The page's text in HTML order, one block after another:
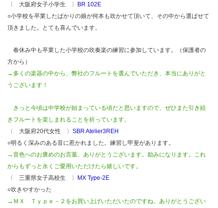
〈 大阪府女子小学生 〉 BR 102E
○小学校を卒業したばかりの娘が何本も吹かせて頂いて、その中から選ばせて
頂きました。とても喜んでいます。
春休み中も卒業した小学校の吹奏楽の練習に参加しています。（保護者の
方から）
→多くの楽器の中から、弊社のフルートを選んでいただき、本当にありがと
うございます！
きっと今頃は中学校が始まっている頃だと思いますので、 ぜひまた引き続
きフルートを楽しまれることを祈っています。
〈 大阪府20代女性 〉 SBR Atelier3REH
○明るく深みのある音に惹かれました。練習し甲斐があります。
→音色へのお褒めのお言葉、ありがとうございます。励みになります。これ
からもずっと永くご愛用いただけたら嬉しいです。
〈 三重県女子高校生 〉 MX Type-2E
○吹きやすかった
→ＭＸ Ｔｙｐｅ－２をお買い上げいただいたのですね。ありがとうござい